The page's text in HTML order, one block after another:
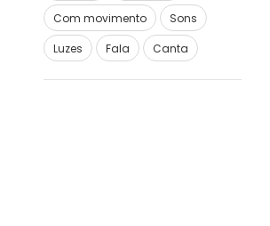
Com movimento
Sons
Luzes
Fala Canta